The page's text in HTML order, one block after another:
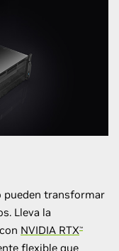
pueden transformar
Lleva la
NVIDIA RTX™
flexible que